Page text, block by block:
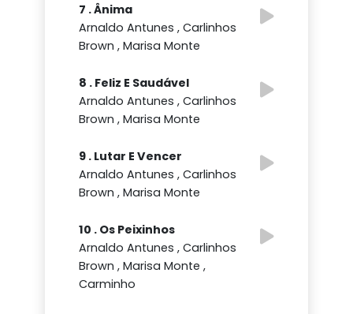
7 . Ânima
Arnaldo Antunes , Carlinhos
Brown , Marisa Monte
8 . Feliz E Saudável
Arnaldo Antunes , Carlinhos
Brown , Marisa Monte
9 . Lutar E Vencer
Arnaldo Antunes , Carlinhos
Brown , Marisa Monte
10 . Os Peixinhos
Arnaldo Antunes , Carlinhos
Brown , Marisa Monte ,
Carminho